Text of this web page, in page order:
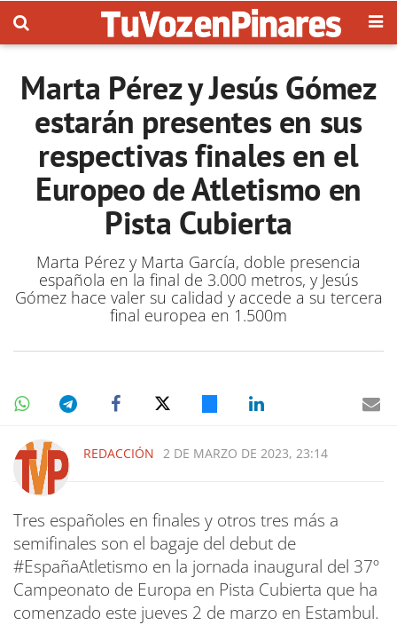
Marta Pérez y Jesús Gómez
estarán presentes en sus
respectivas finales en el
Europeo de Atletismo en
Pista Cubierta
Marta Pérez y Marta García, doble presencia
española en la final de 3.000 metros, y Jesús
Gómez hace valer su calidad y accede a su tercera
final europea en 1.500m
REDACCIÓN 2 DE MARZO DE 2023, 23:14
Tres españoles en finales y otros tres más a
semifinales son el bagaje del debut de
#EspañaAtletismo en la jornada inaugural del 37º
Campeonato de Europa en Pista Cubierta que ha
comenzado este jueves 2 de marzo en Estambul.